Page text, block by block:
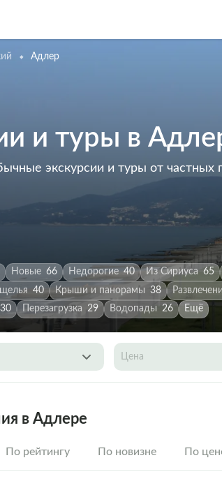
Адлер
и туры в
экскурсии и туры от частных
Новые 66 Недорогие 40 Из Сириуса 65
40 Крыши и панорамы 38
30 Перезагрузка 29 Водопады 26 Ещё
Цена
в Адлере
По рейтингу По новизне По